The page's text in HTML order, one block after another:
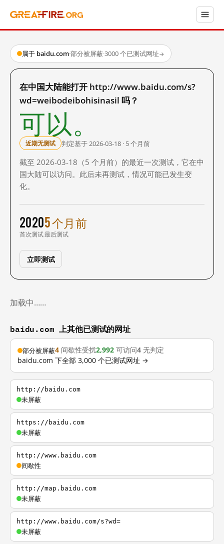
属于 baidu.com·部分被屏蔽·3000 个已测试网址→
在中国大陆能打开 http://www.baidu.com/s?
wd=weibodeibohisinasil 吗？
可以。
近期无测试 判定基于 2026-03-18 · 5 个月前
截至 2026-03-18（5 个月前）的最近一次测试，它在中
国大陆可以访问。此后未再测试，情况可能已发生变
化。
2020
首次测试
5 个月前
最后测试
立即测试
加载中……
baidu.com 上其他已测试的网址
部分被屏蔽4 间歇性受扰2,992 可访问4 无判定
baidu.com 下全部 3,000 个已测试网址 →
http://baidu.com
未屏蔽
https://baidu.com
未屏蔽
http://www.baidu.com
间歇性
http://map.baidu.com
未屏蔽
http://www.baidu.com/s?wd=
未屏蔽